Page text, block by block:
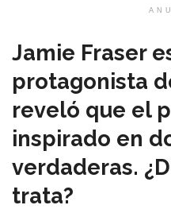
Jamie Fraser
protagonista
reveló que el
inspirado en
verdaderas.
trata?